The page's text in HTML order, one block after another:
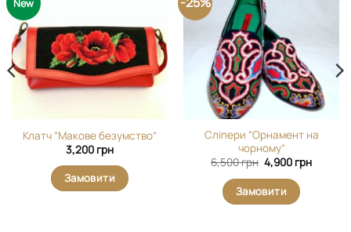
New
Клатч “Макове безумство”
3,200 грн
Замовити
Сліпери “Орнамент на
чорному”
6,500грн Оригінальна
ціна:
6,500 грн.
4,900 грн
Замовити